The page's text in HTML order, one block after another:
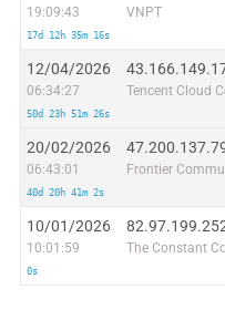
19:09:43
17d 12h 35m 16s
VNPT
12/04/2026
06:34:27
50d 23h 51m 26s
20/02/2026
06:43:01
40d 20h 41m 2s
10/01/2026
10:01:59
0s